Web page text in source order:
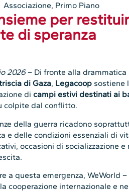
Associazione, Primo Piano
per
di speranza
2026– Di fronte alla drammatica
di Gaza, Legacoop sostiene
dicampi estivi destinati ai
colpite dal conflitto.
della guerra ricadono
e delle condizioni essenziali di
occasioni di socializzazione
a questa emergenza, WeWorld
cooperazione internazionale e